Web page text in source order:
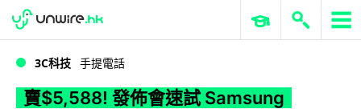
WWDC 2026 ERP 與商業 AI
3C科技 手提電話
賣$5,588! 發佈會速試 Samsung